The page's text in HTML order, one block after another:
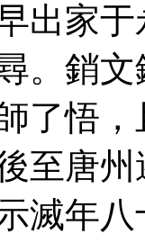
出家
。銷
了悟
至唐
滅年